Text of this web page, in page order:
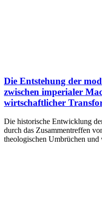
Die Entstehung der
zwischen imperialer
wirtschaftlicher
Die historische Entwicklung
durch das Zusammentreffen
theologischen Umbrüchen und